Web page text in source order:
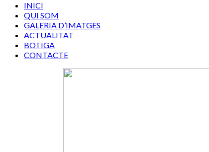
INICI
QUI SOM
GALERIA D’IMATGES
ACTUALITAT
BOTIGA
CONTACTE